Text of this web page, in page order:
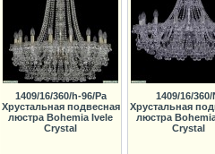
1409/16/360/h-96/Pa
Хрустальная подвесная
люстра Bohemia Ivele
Crystal
1409/16/360/
Хрустальная
люстра
Crystal